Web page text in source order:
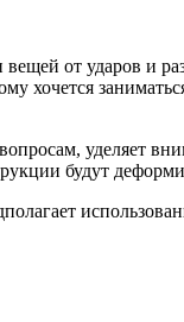
от ударов и
хочется
уделяет
будут